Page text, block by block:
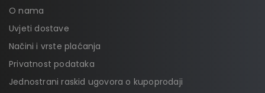
O nama
Uvjeti dostave
Načini i vrste plaćanja
Privatnost podataka
Jednostrani raskid ugovora o kupoprodaji